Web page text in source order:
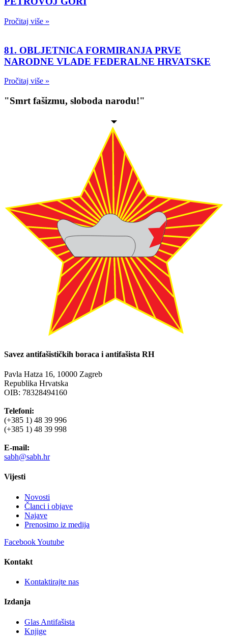
Pročitaj više »
81. OBLJETNICA FORMIRANJA PRVE
NARODNE VLADE FEDERALNE HRVATSKE
Pročitaj više »
"Smrt fašizmu, sloboda narodu!"
Savez antifašističkih boraca i antifašista RH
Pavla Hatza 16, 10000 Zagreb
Republika Hrvatska
OIB: 78328494160
Telefoni:
(+385 1) 48 39 996
(+385 1) 48 39 998
E-mail:
sabh@sabh.hr
Vijesti
Novosti
Članci i objave
Najave
Prenosimo iz medija
FacebookYoutube
Kontakt
Kontaktirajte nas
Izdanja
Glas Antifašista
Knjige